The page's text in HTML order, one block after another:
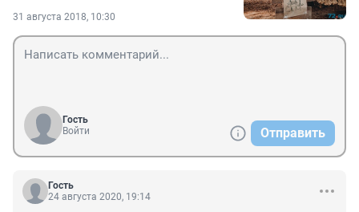
31 августа 2018, 10:30
Гость
Войти
Отправить
Гость
24 августа 2020, 19:14